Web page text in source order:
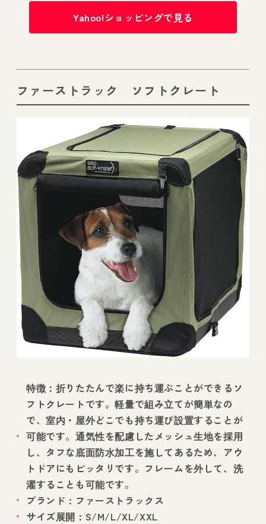
Yahoo!ショッピングで見る
ファーストラック ソフトクレート
特徴：折りたたんで楽に持ち運ぶことができるソ
フトクレートです。軽量で組み立てが簡単なの
で、室内・屋外どこでも持ち運び設置することが
可能です。通気性を配慮したメッシュ生地を採用
し、タフな底面防水加工を施してあるため、アウ
トドアにもピッタリです。フレームを外して、洗
濯することも可能です。
ブランド：ファーストラックス
サイズ展開：S/M/L/XL/XXL